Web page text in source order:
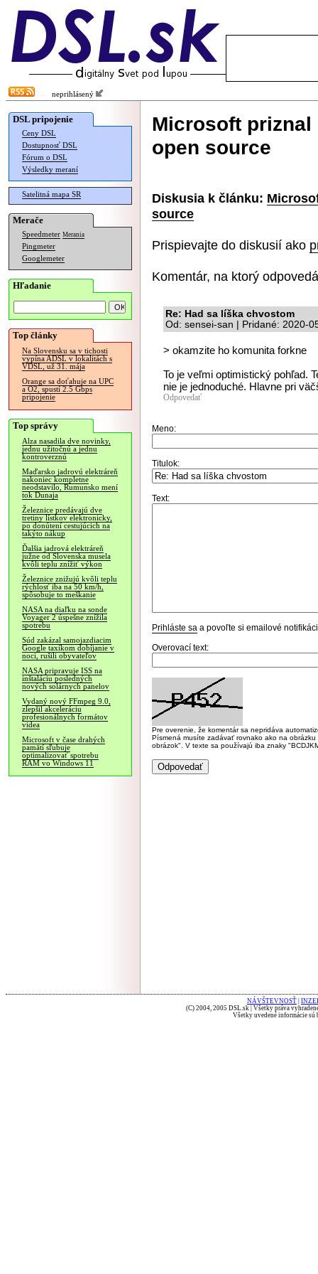
neprihlásený
DSL pripojenie
Ceny DSL
Dostupnosť DSL
Fórum o DSL
Výsledky meraní
Satelitná mapa SR
Merače
Speedmeter Merania
Pingmeter
Googlemeter
Hľadanie
Top články
Na Slovensku sa v tichosti
vypína ADSL v lokalitách s
VDSL, už 31. mája
Orange sa doťahuje na UPC
a O2, spustí 2.5 Gbps
pripojenie
Top správy
Alza nasadila dve novinky,
jednu užitočnú a jednu
kontroverznú
Maďarsko jadrovú elektráreň
nakoniec kompletne
neodstavilo, Rumunsko mení
tok Dunaja
Železnice predávajú dve
tretiny lístkov elektronicky,
po donútení cestujúcich na
takýto nákup
Ďalšia jadrová elektráreň
južne od Slovenska musela
kvôli teplu znížiť výkon
Železnice znižujú kvôli teplu
rýchlosť iba na 50 km/h,
spôsobuje to meškanie
NASA na diaľku na sonde
Voyager 2 úspešne znížila
spotrebu
Súd zakázal samojazdiacim
Google taxíkom dobíjanie v
noci, rušili obyvateľov
NASA pripravuje ISS na
inštaláciu posledných
nových solárnych panelov
Vydaný nový FFmpeg 9.0,
zlepšil akceleráciu
profesionálnych formátov
videa
Microsoft v čase drahých
pamätí sľubuje
optimalizovať spotrebu
RAM vo Windows 11
Microsoft
open source
Diskusia k článku:
source
Prispievajte do diskusií ako
Komentár, na ktorý
Re: Had sa líška chvostom
Od: sensei-san | Pridané: 2020-
> okamzite ho komunita forkne
To je veľmi optimistický pohľad.
nie je jednoduché. Hlavne pri
Odpovedať
Meno:
Titulok:
Text:
Prihláste sa a povoľte si emailové
Overovací text:
Pre overenie, že komentár sa nepridáva
Písmená musíte zadávať rovnako ako na
obrázok". V texte sa používajú iba znaky
NÁVŠTEVNOSŤ
(C) 2004, 2005 DSL.sk | Všetky práva
Všetky uvedené informácie sú